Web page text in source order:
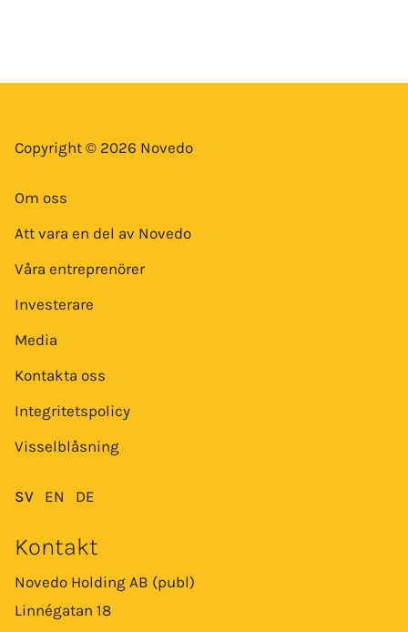
Copyright © 2026 Novedo
Om oss
Att vara en del av Novedo
Våra entreprenörer
Investerare
Media
Kontakta oss
Integritetspolicy
Visselblåsning
SV EN DE
Kontakt
Novedo Holding AB (publ)
Linnégatan 18